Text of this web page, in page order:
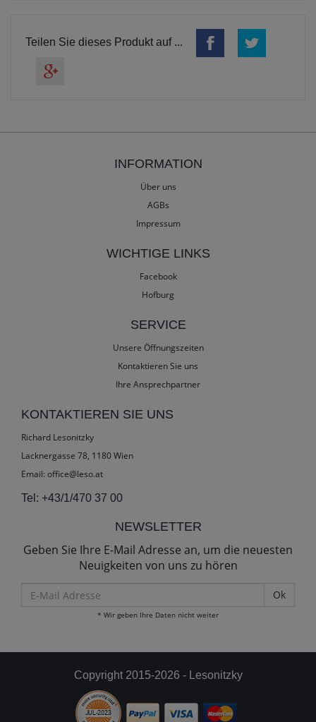
Teilen Sie dieses Produkt auf ...
INFORMATION
Über uns
AGBs
Impressum
WICHTIGE LINKS
Facebook
Hofburg
SERVICE
Unsere Öffnungszeiten
Kontaktieren Sie uns
Ihre Ansprechpartner
KONTAKTIEREN SIE UNS
Richard Lesonitzky
Lacknergasse 78, 1180 Wien
Email: office@leso.at
Tel: +43/1/470 37 00
NEWSLETTER
Geben Sie Ihre E-Mail Adresse an, um die neuesten
Neuigkeiten von uns zu hören
Mail
Adresse
* Wir geben Ihre Daten nicht weiter
Copyright 2015-2026 - Lesonitzky